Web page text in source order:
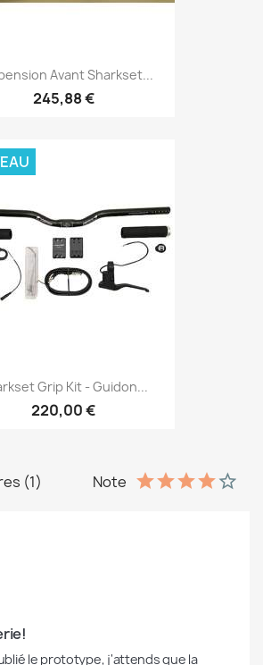
Avant Sharkset...
245,88 €
Grip Kit - Guidon...
220,00 €
(1) Note
le prototype, j'attends que la